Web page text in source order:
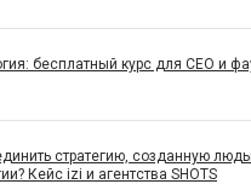
бесплатный курс для CEO и
стратегию, созданную
Кейс izi и агентства SHOTS